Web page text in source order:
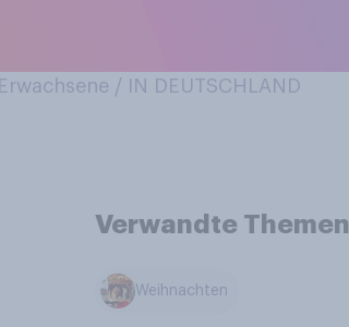
Erwachsene / IN DEUTSCHLAND
Verwandte Themen
Weihnachten